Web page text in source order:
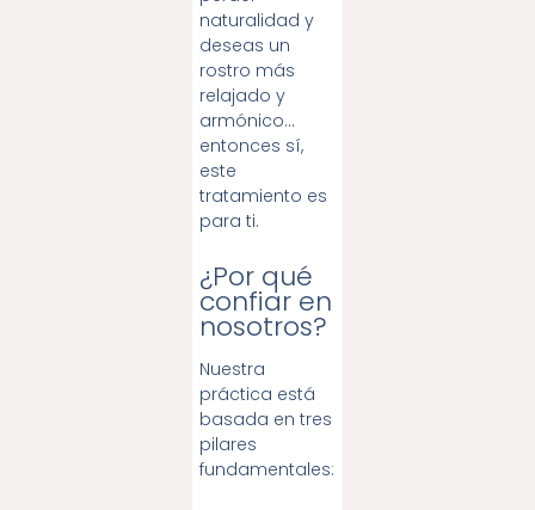
naturalidad y
deseas un
rostro más
relajado y
armónico…
entonces sí,
este
tratamiento es
para ti.
¿Por qué
confiar en
nosotros?
Nuestra
práctica está
basada en tres
pilares
fundamentales: